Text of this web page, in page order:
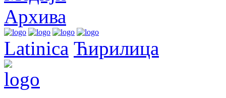
Архива
Latinica Ћирилица